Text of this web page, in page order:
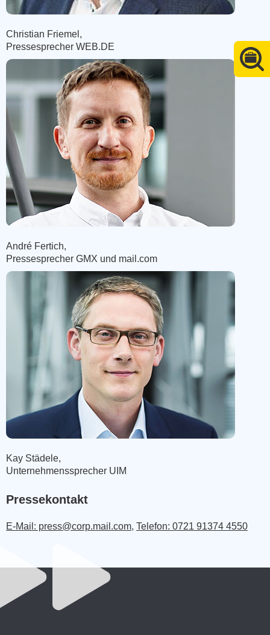
Christian Friemel,
Pressesprecher WEB.DE
André Fertich,
Pressesprecher GMX und mail.com
Kay Städele,
Unternehmenssprecher UIM
Pressekontakt
E-Mail: press@corp.mail.com, Telefon: 0721 91374 4550